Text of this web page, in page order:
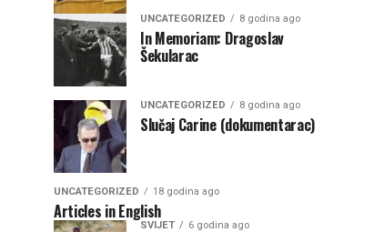
UNCATEGORIZED 8 godina ago
In Memoriam: Dragoslav
Šekularac
UNCATEGORIZED 8 godina ago
Slučaj Carine (dokumentarac)
UNCATEGORIZED 18 godina ago
Articles in English
SVIJET 6 godina ago